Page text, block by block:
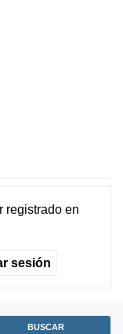
registradoen
sesión